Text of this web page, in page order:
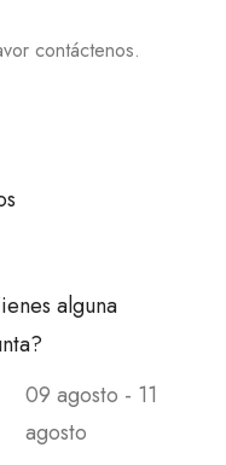
contáctenos.
alguna
09 agosto - 11
agosto